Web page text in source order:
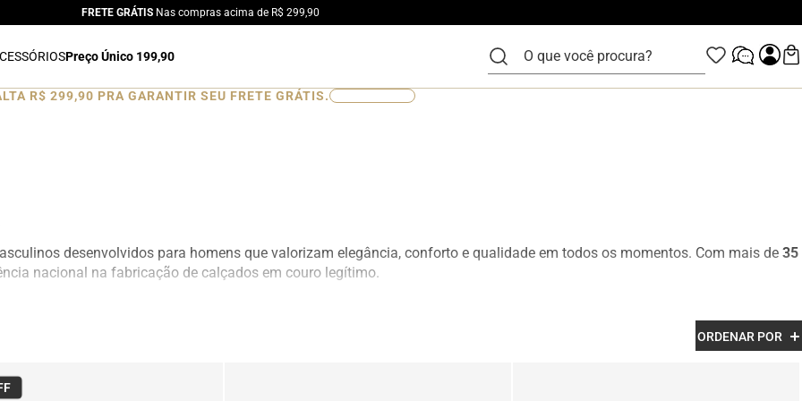
FRETE GRÁTIS Nas compras acima de R$ 299,90
Preço Único 199,90
O que você procura?
R$ 299,90 PRA GARANTIR SEU FRETE GRÁTIS. 0
desenvolvidos para homens que valorizam elegância, conforto e qualidade em todos os momentos. Com mais de 35
nacional na fabricação de calçados em couro legítimo.
selecionados, garantindo melhor ajuste aos pés, resistência e sofisticação em cada detalhe. Além disso, muitos modelos
interna para quem busca mais altura com discrição e conforto
ORDENAR POR